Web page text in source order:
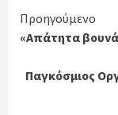
Continue
Reading
Προηγούμενο
«Απάτητα
Παγκόσμιος